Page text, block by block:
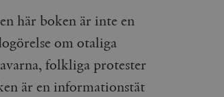
här boken är inte en
om otaliga
folkliga protester
är en informationstät